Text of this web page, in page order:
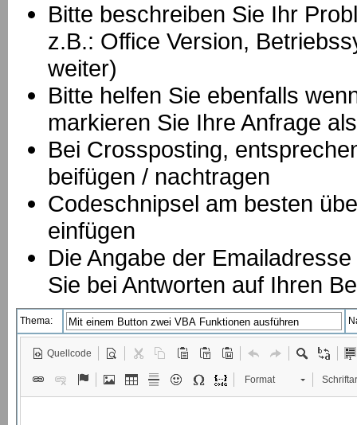
Bitte beschreiben Sie Ihr
z.B.: Office Version,
weiter)
Bitte helfen Sie ebenfalls
markieren Sie Ihre Anfrage
Bei Crossposting,
beifügen / nachtragen
Codeschnipsel am besten
einfügen
Die Angabe der
Sie bei Antworten auf Ihren
Thema:
Quellcode
Format